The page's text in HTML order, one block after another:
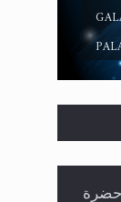
حضرة